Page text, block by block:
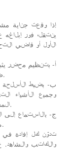
إذا وقعت جناية
ينتقل، فور
الأول أو قاضي
أ- بتنظيم محضر
ظهر له من دلائل على الظروف التي حصلت فيها.
ب- بضبط الأسلحة
وجميع الأشياء
المشتبه فيه عن الأشياء المضبوطة بعد عرضها عليه.
ج- بالاستماع إلى
معلومات عنها بعد تحليفهم يمين الشاهد القانونية.
تدوّن كل إفادة في
والكاتب والشاهد.